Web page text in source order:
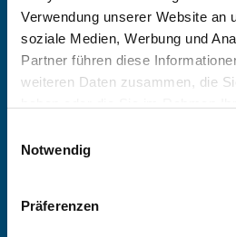
Verwendung unserer Website an
soziale Medien, Werbung und
Partner führen diese
weiteren Daten zusammen, die
Cookies, wenn Sie unsere
Notwendig
Präferenzen
-